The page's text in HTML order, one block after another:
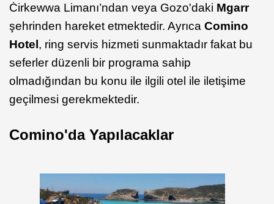
Ċirkewwa Limanı’ndan veya Gozo'daki Mgarr
şehrinden hareket etmektedir. Ayrıca Comino
Hotel , ring servis hizmeti sunmaktadır fakat bu
seferler düzenli bir programa sahip
olmadığından bu konu ile ilgili otel ile iletişime
geçilmesi gerekmektedir.
Comino'da Yapılacaklar